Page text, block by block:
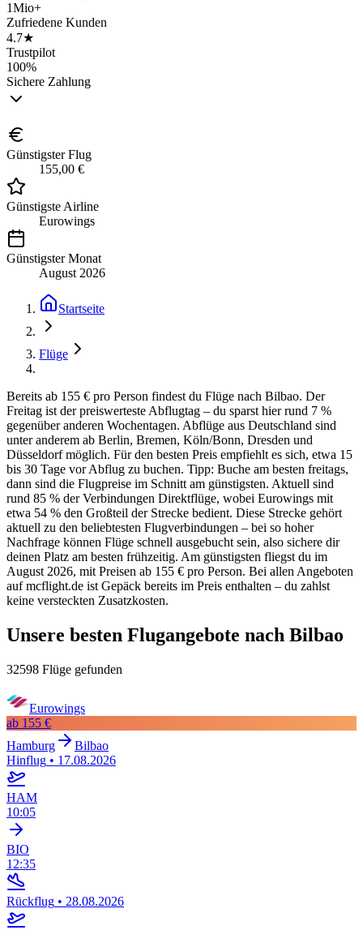
1Mio+
Zufriedene Kunden
4.7★
Trustpilot
100%
Sichere Zahlung
Günstigster Flug
155,00 €
Günstigste Airline
Eurowings
Günstigster Monat
August 2026
Startseite
Flüge
Bereits ab 155 € pro Person findest du Flüge nach Bilbao. Der
Freitag ist der preiswerteste Abflugtag – du sparst hier rund 7 %
gegenüber anderen Wochentagen. Abflüge aus Deutschland sind
unter anderem ab Berlin, Bremen, Köln/Bonn, Dresden und
Düsseldorf möglich. Für den besten Preis empfiehlt es sich, etwa 15
bis 30 Tage vor Abflug zu buchen. Tipp: Buche am besten freitags,
dann sind die Flugpreise im Schnitt am günstigsten. Aktuell sind
rund 85 % der Verbindungen Direktflüge, wobei Eurowings mit
etwa 54 % den Großteil der Strecke bedient. Diese Strecke gehört
aktuell zu den beliebtesten Flugverbindungen – bei so hoher
Nachfrage können Flüge schnell ausgebucht sein, also sichere dir
deinen Platz am besten frühzeitig. Am günstigsten fliegst du im
August 2026, mit Preisen ab 155 € pro Person. Bei allen Angeboten
auf mcflight.de ist Gepäck bereits im Preis enthalten – du zahlst
keine versteckten Zusatzkosten.
Unsere besten Flugangebote nach Bilbao
32598 Flüge gefunden
Eurowings
ab 155 €
Hamburg
Bilbao
Hinflug • 17.08.2026
HAM
10:05
BIO
12:35
Rückflug • 28.08.2026